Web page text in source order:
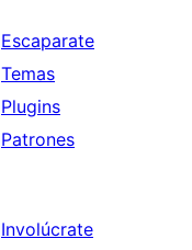
Escaparate
Temas
Plugins
Patrones
Involúcrate